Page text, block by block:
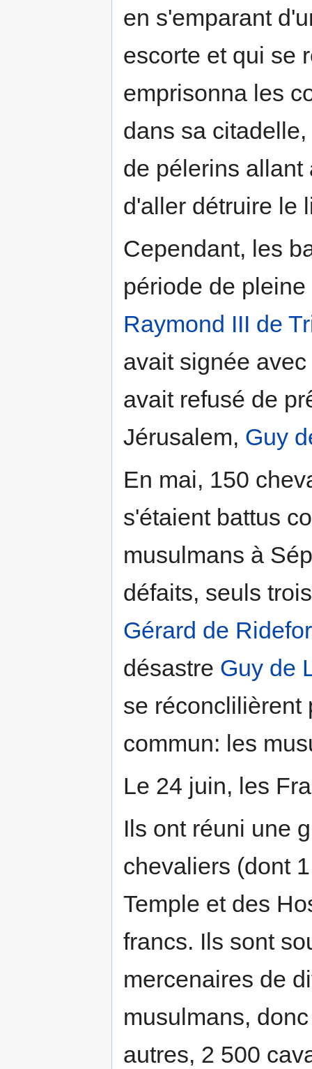
en s'emparant
escorte et qui se
emprisonna les
dans sa
de pélerins allant
d'aller détruire le
Cependant, les
période de
Raymond III de
avait signée
avait refusé de
Jérusalem, Guy
En mai, 150
s'étaient battus
musulmans à
défaits, seuls
Gérard de
désastre Guy de
se réconclilièrent
commun: les
Le 24 juin, les
Ils ont réuni une
chevaliers (dont
Temple et des
francs. Ils sont
mercenaires de
musulmans,
autres, 2 500